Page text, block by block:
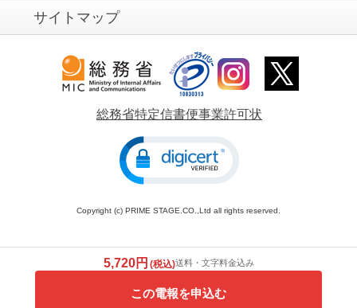
サイトマップ
総務省特定信書便事業許可状
Copyright (c) PRIME STAGE.CO.,Ltd all rights reserved.
5,720円 (税込)送料・文字料金込み
この電報を申込む